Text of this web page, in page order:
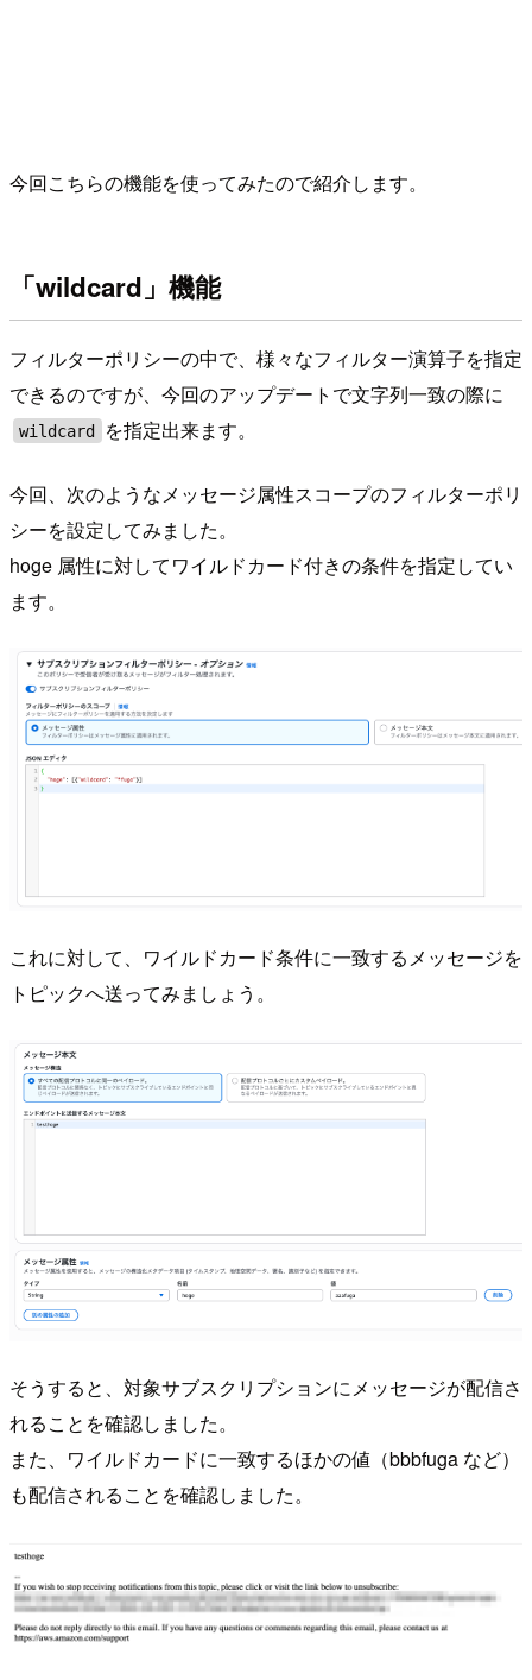
今回こちらの機能を使ってみたので紹介します。
「wildcard」機能
フィルターポリシーの中で、様々なフィルター演算子を指定
できるのですが、今回のアップデートで文字列一致の際に
wildcard を指定出来ます。
今回、次のようなメッセージ属性スコープのフィルターポリ
シーを設定してみました。
hoge 属性に対してワイルドカード付きの条件を指定してい
ます。
これに対して、ワイルドカード条件に一致するメッセージを
トピックへ送ってみましょう。
そうすると、対象サブスクリプションにメッセージが配信さ
れることを確認しました。
また、ワイルドカードに一致するほかの値（bbbfuga など）
も配信されることを確認しました。